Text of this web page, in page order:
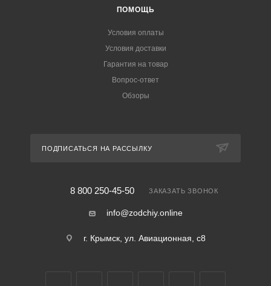
ПОМОЩЬ
Условия оплаты
Условия доставки
Гарантия на товар
Вопрос-ответ
Обзоры
ПОДПИСАТЬСЯ НА РАССЫЛКУ
8 800 250-45-50 ЗАКАЗАТЬ ЗВОНОК
info@zodchiy.online
г. Крымск, ул. Авиационная, с8